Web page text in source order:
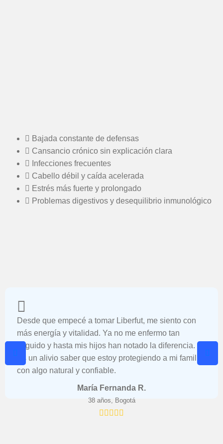
Bajada constante de defensas
Cansancio crónico sin explicación clara
Infecciones frecuentes
Cabello débil y caída acelerada
Estrés más fuerte y prolongado
Problemas digestivos y desequilibrio inmunológico
Desde que empecé a tomar Liberfut, me siento con
más energía y vitalidad. Ya no me enfermo tan
seguido y hasta mis hijos han notado la diferencia.
Es un alivio saber que estoy protegiendo a mi familia
con algo natural y confiable.
María Fernanda R.
38 años, Bogotá